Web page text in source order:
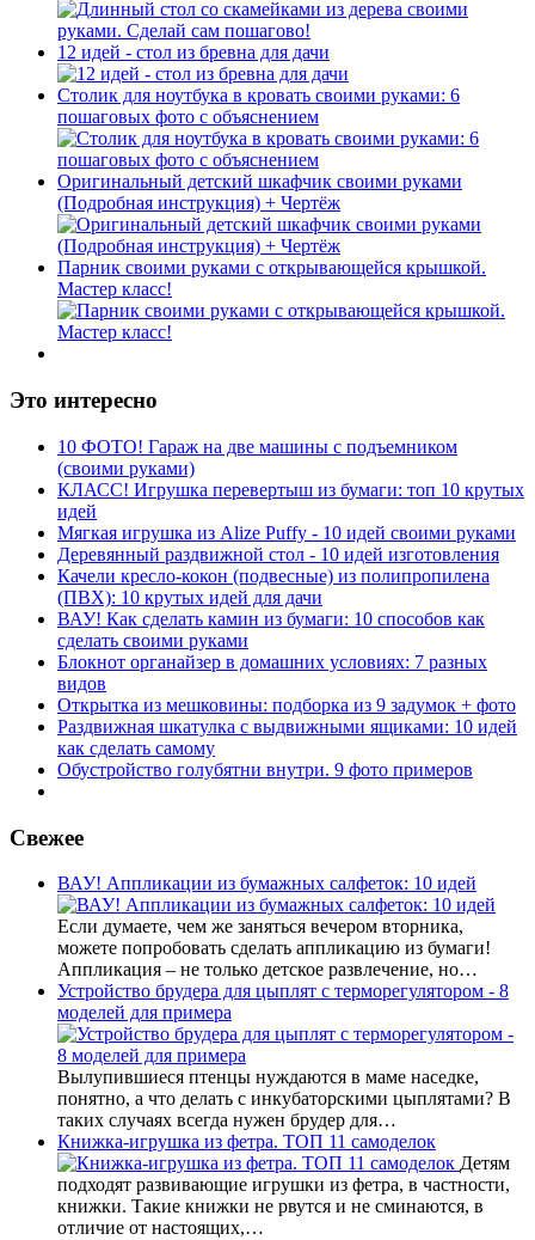
12 идей - стол из бревна для дачи
Столик для ноутбука в кровать своими руками: 6
пошаговых фото с объяснением
Оригинальный детский шкафчик своими руками
(Подробная инструкция) + Чертёж
Парник своими руками с открывающейся крышкой.
Мастер класс!
Это интересно
10 ФОТО! Гараж на две машины с подъемником
(своими руками)
КЛАСС! Игрушка перевертыш из бумаги: топ 10 крутых
идей
Мягкая игрушка из Alize Puffy - 10 идей своими руками
Деревянный раздвижной стол - 10 идей изготовления
Качели кресло-кокон (подвесные) из полипропилена
(ПВХ): 10 крутых идей для дачи
ВАУ! Как сделать камин из бумаги: 10 способов как
сделать своими руками
Блокнот органайзер в домашних условиях: 7 разных
видов
Открытка из мешковины: подборка из 9 задумок + фото
Раздвижная шкатулка с выдвижными ящиками: 10 идей
как сделать самому
Обустройство голубятни внутри. 9 фото примеров
Свежее
ВАУ! Аппликации из бумажных салфеток: 10 идей
Если думаете, чем же заняться вечером вторника,
можете попробовать сделать аппликацию из бумаги!
Аппликация – не только детское развлечение, но…
Устройство брудера для цыплят с терморегулятором - 8
моделей для примера
Вылупившиеся птенцы нуждаются в маме наседке,
понятно, а что делать с инкубаторскими цыплятами? В
таких случаях всегда нужен брудер для…
Книжка-игрушка из фетра. ТОП 11 самоделок
Детям
подходят развивающие игрушки из фетра, в частности,
книжки. Такие книжки не рвутся и не сминаются, в
отличие от настоящих,…